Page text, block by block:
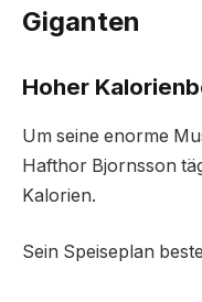
Giganten
Hoher
Um seine enorme
Hafthor Bjornsson
Kalorien.
Sein Speiseplan